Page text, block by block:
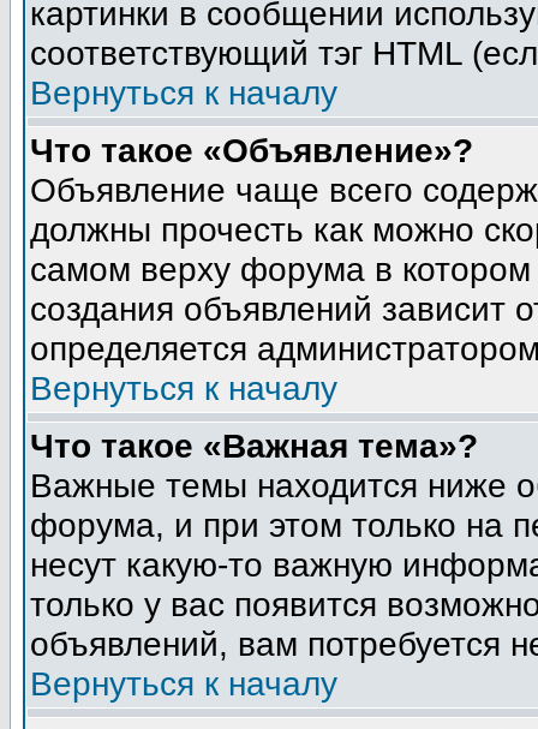
картинки в сообщении
соответствующий тэг HTML
Вернуться к началу
Что такое «Объявление»?
Объявление чаще всего
должны прочесть как можно
самом верху форума в
создания объявлений зависит
определяется
Вернуться к началу
Что такое «Важная тема»?
Важные темы находится ниже
форума, и при этом только на
несут какую-то важную
только у вас появится
объявлений, вам потребуется
Вернуться к началу